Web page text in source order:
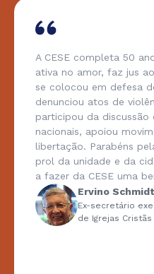
A CESE completa 50
ativa no amor, faz jus
se colocou em defesa
denunciou atos de
participou da discussão
nacionais, apoiou
libertação. Parabéns
prol da unidade e da
a fazer da CESE uma
Ervino Schmidt
Ex-secretário
de Igrejas Cristãs